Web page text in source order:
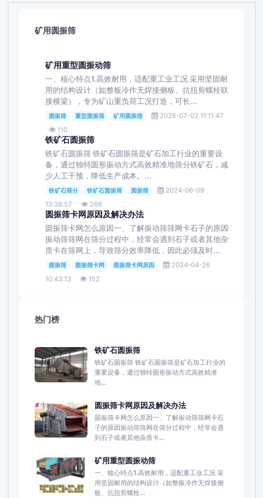
矿用圆振筛
矿用重型圆振动筛
一、核心特点1.高效耐用，适配重工业工况 采用坚固耐
用的结构设计（如整板冷作无焊接侧板、抗扭剪螺栓联
接横梁），专为矿山重负荷工况打造，可长...
圆振筛 重型圆振筛 矿用圆振筛
2026-07-02 11:11:47
110
铁矿石圆振筛
铁矿石圆振筛 铁矿石圆振筛是矿石加工行业的重要设
备，通过独特圆形振动方式高效精准地筛分铁矿石，减
少人工干预，降低生产成本。...
铁矿石筛分 铁矿石圆振筛 圆振筛
2024-06-09
13:38:57
266
圆振筛卡网原因及解决办法
圆振筛卡网怎么原因一、了解振动筛筛网卡石子的原因
振动筛筛网在筛分过程中，经常会遇到石子或者其他杂
质卡在筛网上，导致筛分效率降低，因此必须及时...
圆振筛 圆振筛卡网 圆振筛卡网原因
2024-04-26
10:43:13
152
热门榜
铁矿石圆振筛
铁矿石圆振筛 铁矿石圆振筛是矿石加工行业的
重要设备，通过独特圆形振动方式高效精准
地...
圆振筛卡网原因及解决办法
圆振筛卡网怎么原因一、了解振动筛筛网卡石
子的原因振动筛筛网在筛分过程中，经常会遇
到石子或者其他杂质卡...
矿用重型圆振动筛
一、核心特点1.高效耐用，适配重工业工况 采
用坚固耐用的结构设计（如整板冷作无焊接侧
板、抗扭剪螺栓...